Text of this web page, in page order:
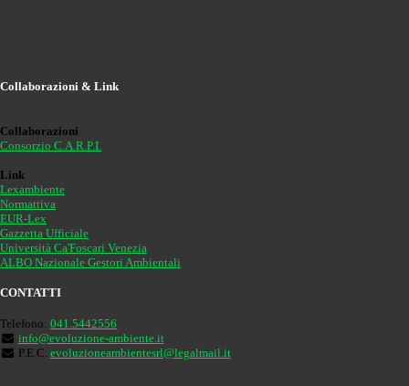
Collaborazioni & Link
Collaborazioni
Consorzio C.A.R.P.I.
Link
Lexambiente
Normattiva
EUR-Lex
Gazzetta Ufficiale
Università Ca'Foscari Venezia
ALBO Nazionale Gestori Ambientali
CONTATTI
Telefono: 041.5442556
info@evoluzione-ambiente.it
P.E.C. evoluzioneambientesrl@legalmail.it